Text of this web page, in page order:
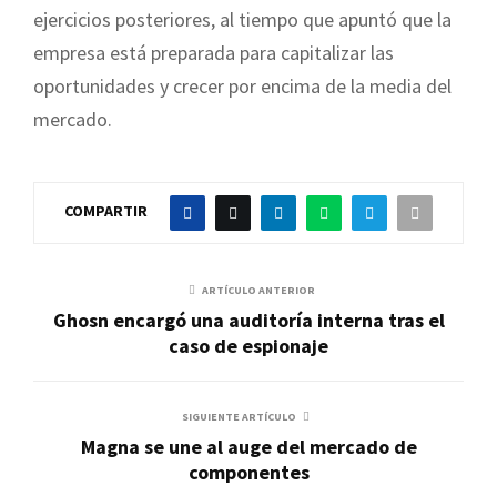
ejercicios posteriores, al tiempo que apuntó que la
empresa está preparada para capitalizar las
oportunidades y crecer por encima de la media del
mercado.
COMPARTIR
ARTÍCULO ANTERIOR
Ghosn encargó una auditoría interna tras el
caso de espionaje
SIGUIENTE ARTÍCULO
Magna se une al auge del mercado de
componentes